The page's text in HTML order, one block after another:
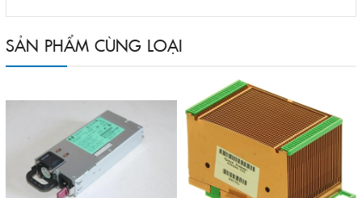
SẢN PHẨM CÙNG LOẠI